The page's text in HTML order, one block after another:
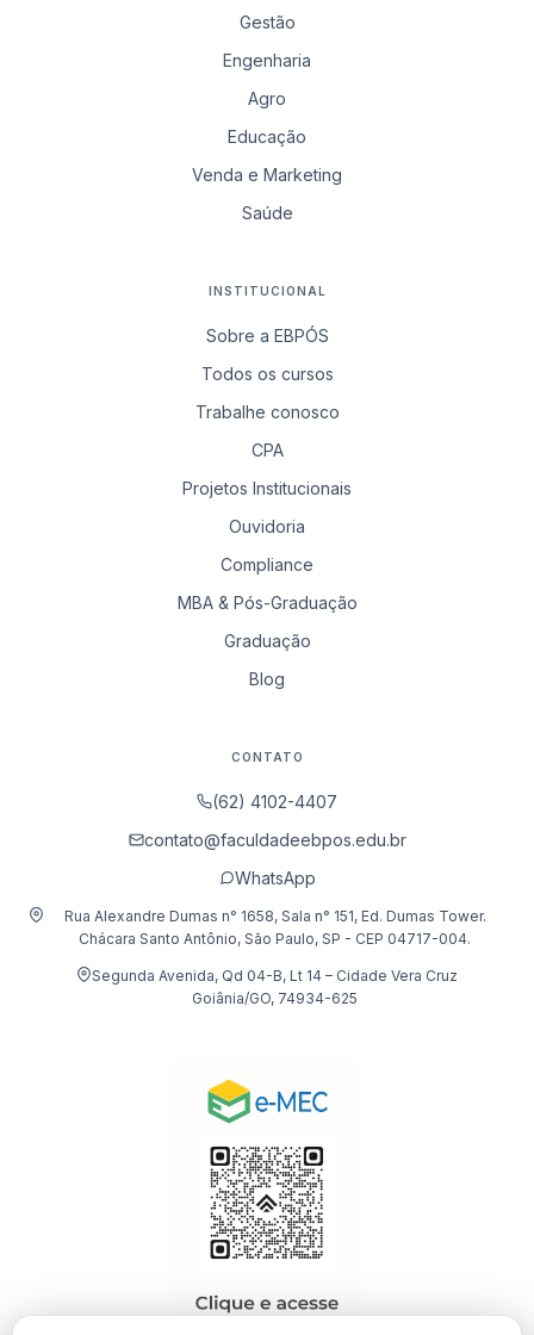
Gestão
Engenharia
Agro
Educação
Venda e Marketing
Saúde
INSTITUCIONAL
Sobre a EBPÓS
Todos os cursos
Trabalhe conosco
CPA
Projetos Institucionais
Ouvidoria
Compliance
MBA & Pós-Graduação
Graduação
Blog
CONTATO
(62) 4102-4407
contato@faculdadeebpos.edu.br
WhatsApp
Rua Alexandre Dumas n° 1658, Sala n° 151, Ed. Dumas Tower.
Chácara Santo Antônio, São Paulo, SP - CEP 04717-004.
Segunda Avenida, Qd 04-B, Lt 14 – Cidade Vera Cruz
Goiânia/GO, 74934-625